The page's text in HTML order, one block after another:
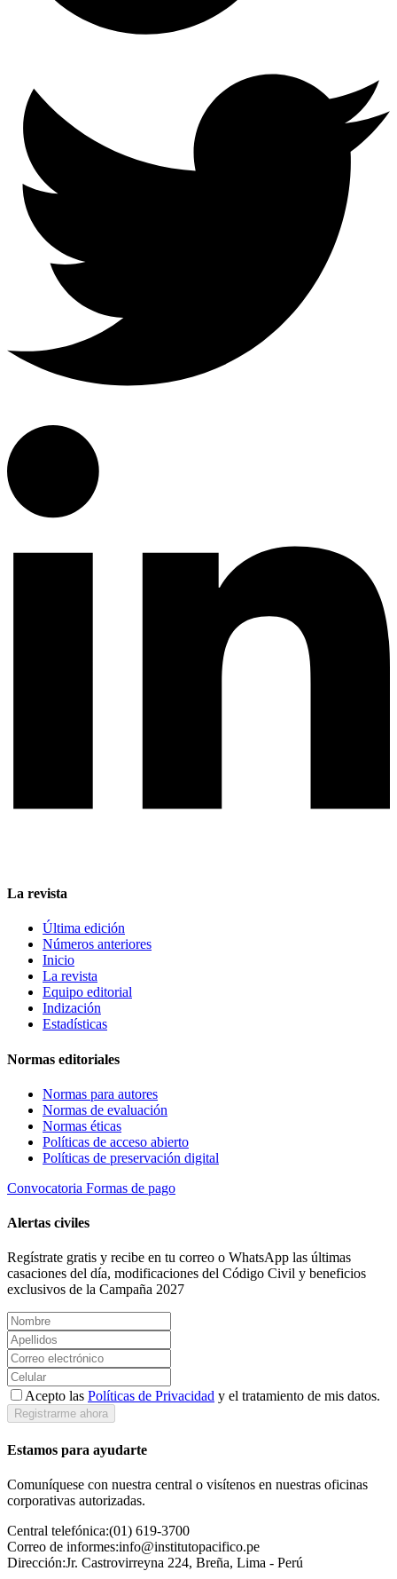
La revista
Última edición
Números anteriores
Inicio
La revista
Equipo editorial
Indización
Estadísticas
Normas editoriales
Normas para autores
Normas de evaluación
Normas éticas
Políticas de acceso abierto
Políticas de preservación digital
Convocatoria Formas de pago
Alertas civiles
Regístrate gratis y recibe en tu correo o WhatsApp las últimas
casaciones del día, modificaciones del Código Civil y beneficios
exclusivos de la Campaña 2027
Acepto las Políticas de Privacidad y el tratamiento de mis datos.
Registrarme ahora
Estamos para ayudarte
Comuníquese con nuestra central o visítenos en nuestras oficinas
corporativas autorizadas.
Central telefónica:(01) 619-3700
Correo de informes:info@institutopacifico.pe
Dirección:Jr. Castrovirreyna 224, Breña, Lima - Perú